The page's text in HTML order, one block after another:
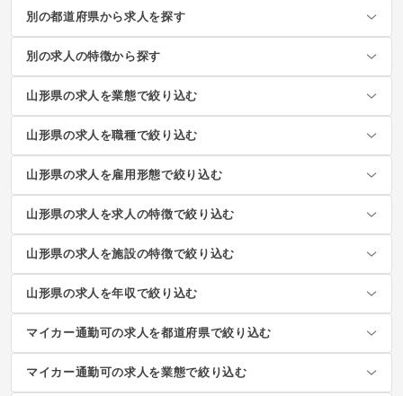
別の都道府県から求人を探す
別の求人の特徴から探す
山形県の求人を業態で絞り込む
山形県の求人を職種で絞り込む
山形県の求人を雇用形態で絞り込む
山形県の求人を求人の特徴で絞り込む
山形県の求人を施設の特徴で絞り込む
山形県の求人を年収で絞り込む
マイカー通勤可の求人を都道府県で絞り込む
マイカー通勤可の求人を業態で絞り込む